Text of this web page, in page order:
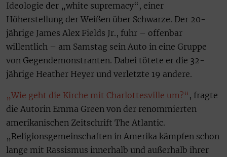
Ideologie der „white supremacy“, einer
Höherstellung der Weißen über Schwarze. Der 20-
jährige James Alex Fields Jr., fuhr – offenbar
willentlich – am Samstag sein Auto in eine Gruppe
von Gegendemonstranten. Dabei tötete er die 32-
jährige Heather Heyer und verletzte 19 andere.
„Wie geht die Kirche mit Charlottesville um?“ , fragte
die Autorin Emma Green von der renommierten
amerikanischen Zeitschrift The Atlantic.
„Religionsgemeinschaften in Amerika kämpfen schon
lange mit Rassismus innerhalb und außerhalb ihrer